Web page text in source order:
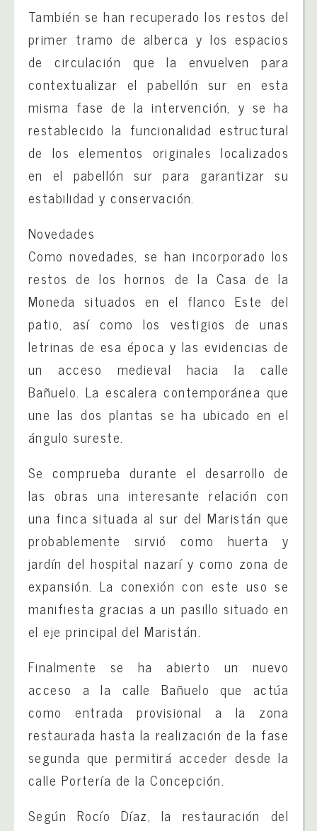
También se han recuperado los restos del
primer tramo de alberca y los espacios
de circulación que la envuelven para
contextualizar el pabellón sur en esta
misma fase de la intervención, y se ha
restablecido la funcionalidad estructural
de los elementos originales localizados
en el pabellón sur para garantizar su
estabilidad y conservación.
Novedades
Como novedades, se han incorporado los
restos de los hornos de la Casa de la
Moneda situados en el flanco Este del
patio, así como los vestigios de unas
letrinas de esa época y las evidencias de
un acceso medieval hacia la calle
Bañuelo. La escalera contemporánea que
une las dos plantas se ha ubicado en el
ángulo sureste.
Se comprueba durante el desarrollo de
las obras una interesante relación con
una finca situada al sur del Maristán que
probablemente sirvió como huerta y
jardín del hospital nazarí y como zona de
expansión. La conexión con este uso se
manifiesta gracias a un pasillo situado en
el eje principal del Maristán.
Finalmente se ha abierto un nuevo
acceso a la calle Bañuelo que actúa
como entrada provisional a la zona
restaurada hasta la realización de la fase
segunda que permitirá acceder desde la
calle Portería de la Concepción.
Según Rocío Díaz, la restauración del